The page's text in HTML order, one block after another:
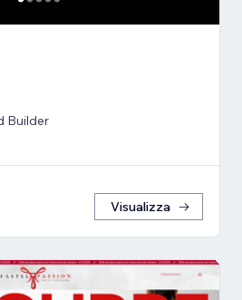
Builder
Visualizza